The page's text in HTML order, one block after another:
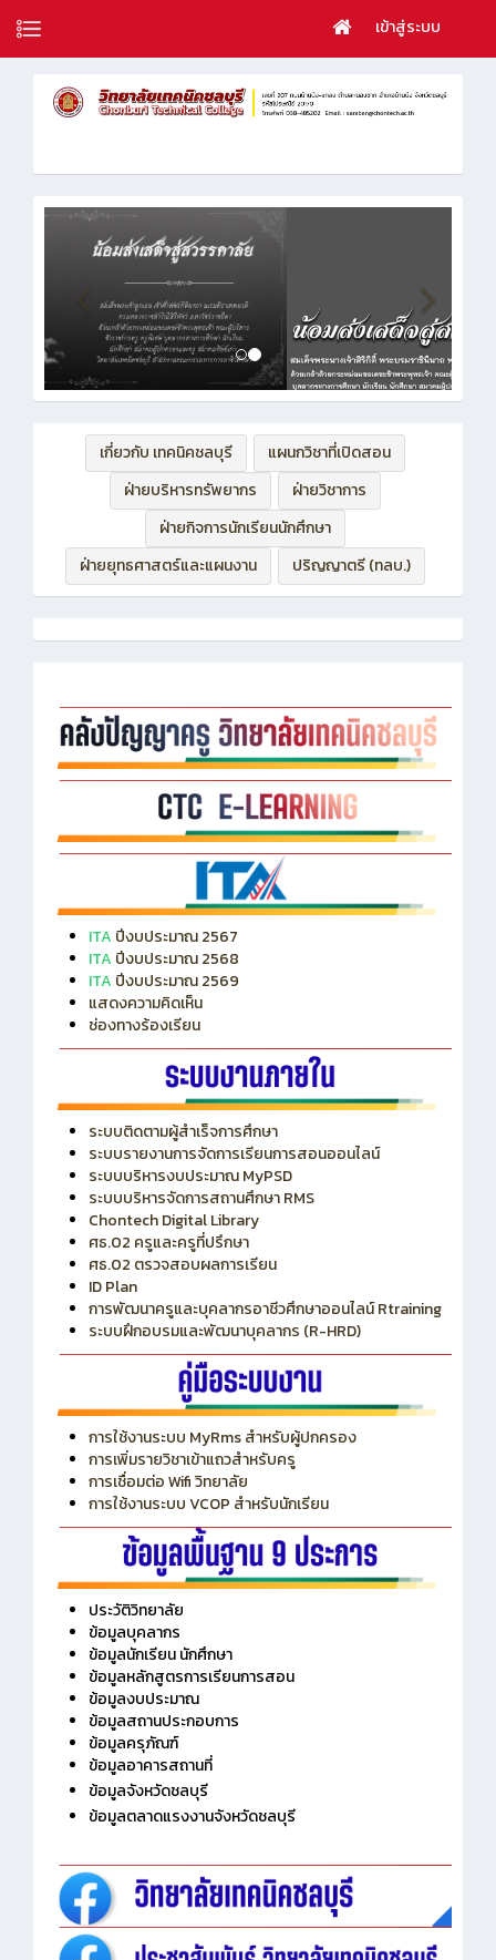
เข้าสู่ระบบ
เกี่ยวกับ เทคนิคชลบุรี
แผนกวิชาที่เปิดสอน
ฝ่ายบริหารทรัพยากร
ฝ่ายวิชาการ
ฝ่ายกิจการนักเรียนนักศึกษา
ฝ่ายยุทธศาสตร์และแผนงาน
ปริญญาตรี (ทลบ.)
ITA ปีงบประมาณ 2567
ITA ปีงบประมาณ 2568
ITAปีงบประมาณ 2569
แสดงความคิดเห็น
ช่องทางร้องเรียน
ระบบติดตามผู้สำเร็จการศึกษา
ระบบรายงานการจัดการเรียนการสอนออนไลน์
ระบบบริหารงบประมาณ MyPSD
ระบบบริหารจัดการสถานศึกษา RMS
Chontech Digital Library
ศธ.02 ครูและครูที่ปรึกษา
ศธ.02 ตรวจสอบผลการเรียน
ID Plan
การพัฒนาครูและบุคลากรอาชีวศึกษาออนไลน์ Rtraining
ระบบฝึกอบรมและพัฒนาบุคลากร (R-HRD)
การใช้งานระบบ MyRms สำหรับผู้ปกครอง
การเพิ่มรายวิชาเข้าแถวสำหรับครู
การเชื่อมต่อ Wifi วิทยาลัย
การใช้งานระบบ VCOP สำหรับนักเรียน
ประวัติวิทยาลัย
ข้อมูลบุคลากร
ข้อมูลนักเรียน นักศึกษา
ข้อมูลหลักสูตรการเรียนการสอน
ข้อมูลงบประมาณ
ข้อมูลสถานประกอบการ
ข้อมูลครุภัณฑ์
ข้อมูลอาคารสถานที่
ข้อมูลจังหวัดชลบุรี